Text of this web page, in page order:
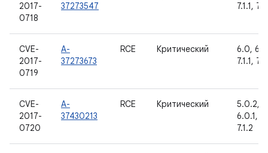
2017-
0718
37273547
7.1.1,
CVE-
2017-
0719
A-
37273673
RCE Критический
6.0,
7.1.1,
CVE-
2017-
0720
A-
37430213
RCE Критический
5.0.2,
6.0.1,
7.1.2